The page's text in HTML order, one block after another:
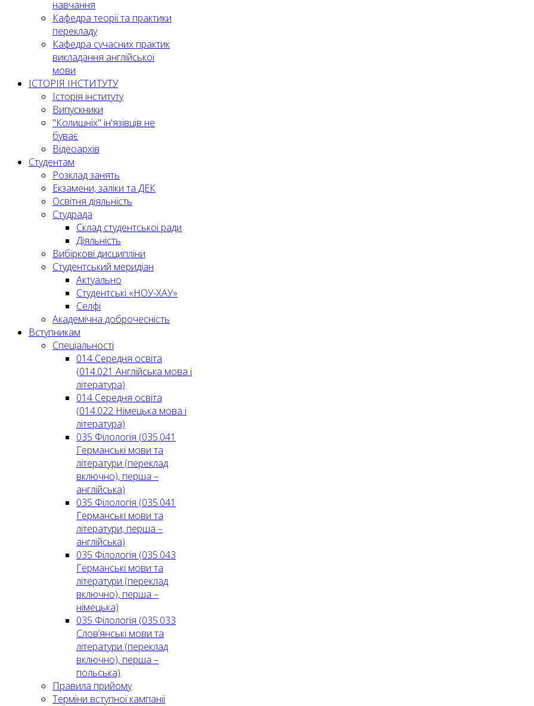
навчання
Кафедра теорії та практики
перекладу
Кафедра сучасних практик
викладання англійської
мови
ІСТОРІЯ ІНСТИТУТУ
Історія інституту
Випускники
"Колишніх" ін'язівців не
буває
Відеоархів
Студентам
Розклад занять
Екзамени, заліки та ДЕК
Освітня діяльність
Студрада
Склад студентської ради
Діяльність
Вибіркові дисципліни
Студентський меридіан
Актуально
Студентські «НОУ-ХАУ»
Селфі
Академічна доброчесність
Вступникам
Спеціальності
014 Середня освіта
(014.021 Англійська мова і
література)
014 Середня освіта
(014.022 Німецька мова і
література)
035 Філологія (035.041
Германські мови та
літератури (переклад
включно), перша –
англійська)
035 Філологія (035.041
Германські мови та
літератури, перша –
англійська)
035 Філологія (035.043
Германські мови та
літератури (переклад
включно), перша –
німецька)
035 Філологія (035.033
Слов’янські мови та
літератури (переклад
включно), перша –
польська)
Правила прийому
Терміни вступної кампанії